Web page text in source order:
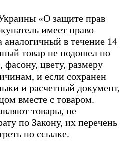
«О защите прав
имеет право
аналогичный в течение 14
товар не подошел по
цвету, размеру
и если сохранен
и расчетный документ,
вместе с товаром.
товары, не
по Закону, их перечень
по ссылке.